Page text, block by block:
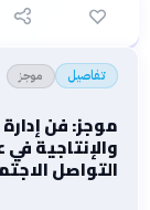
تفاصيل اختيار
إدارة الوقت
والحياة
تفاصيل موجز
موجز: فن
والإنتاجية
التواصل